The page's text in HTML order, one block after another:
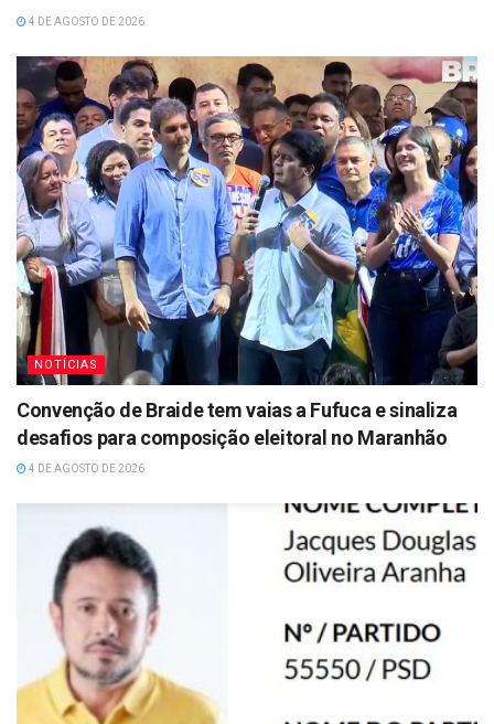
4 DE AGOSTO DE 2026
NOTÍCIAS
Convenção de Braide tem vaias a Fufuca e sinaliza
desafios para composição eleitoral no Maranhão
4 DE AGOSTO DE 2026